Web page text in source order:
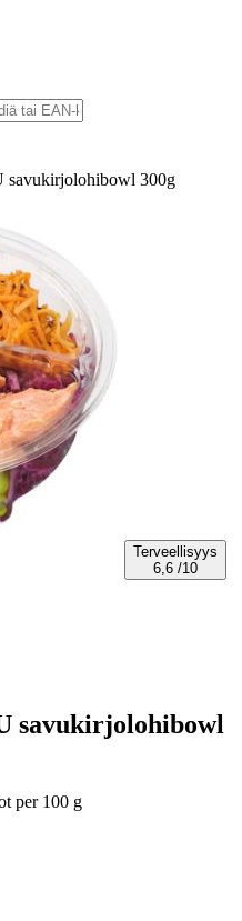
savukirjolohibowl 300g
Terveellisyys
6,6 /10
savukirjolohibowl
per 100 g